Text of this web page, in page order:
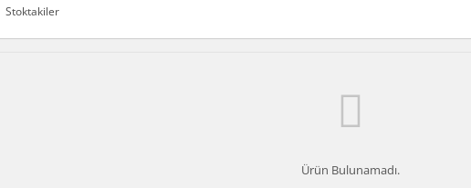
Stoktakiler
Ürün Bulunamadı.